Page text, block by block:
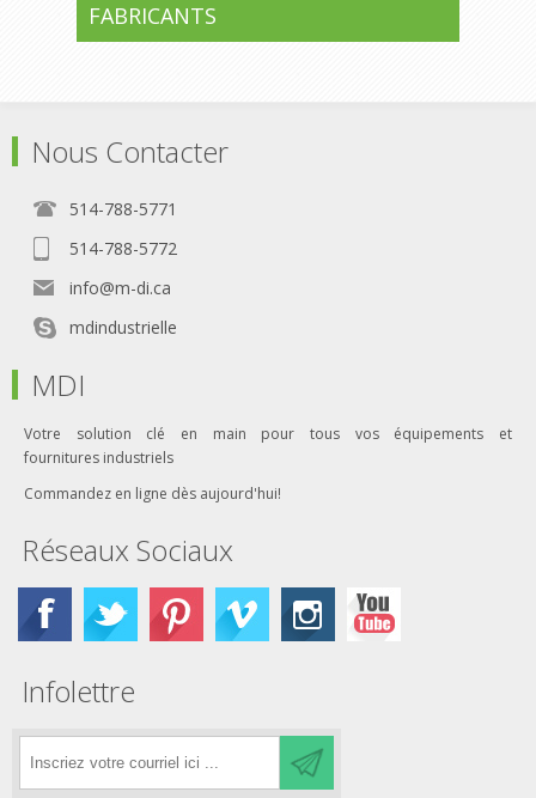
FABRICANTS
Nous Contacter
514-788-5771
514-788-5772
info@m-di.ca
mdindustrielle
MDI
Votre solution clé en main pour tous vos équipements et
fournitures industriels
Commandez en ligne dès aujourd'hui!
Réseaux Sociaux
Infolettre